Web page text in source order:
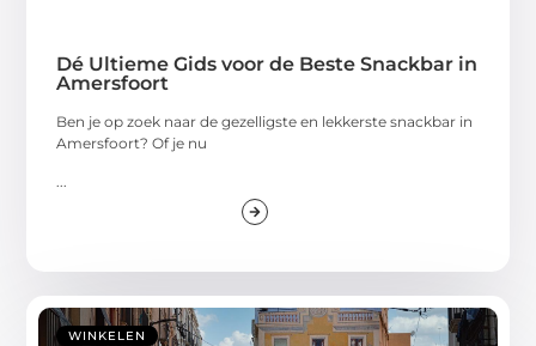
Dé Ultieme Gids voor de Beste Snackbar in
Amersfoort
Ben je op zoek naar de gezelligste en lekkerste snackbar in
Amersfoort? Of je nu
...
WINKELEN